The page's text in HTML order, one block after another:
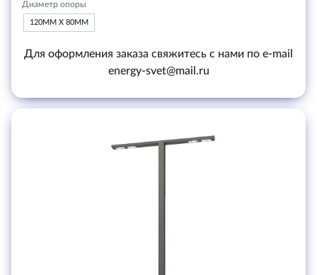
Диаметр опоры
120ММ Х 80ММ
Для оформления заказа свяжитесь с нами по e-mail
energy-svet@mail.ru